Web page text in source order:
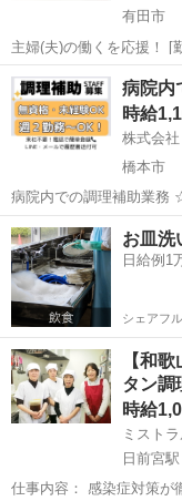
有田市
主婦(夫)の働くを応援！ [勤務日数]： 週5日~ 06:00~20:00 [勤務地・最
寄駅]： 和歌山県有田郡
部 [職種
和歌山 有田市 キッ
病院内
時給
株式会
橋本市
病院内での調理補助業務 ☆＊【おすすめポイント】＊☆ ◎Wワーク
可！ ◎週2日～勤務可！ ◎経験不問！ 業務内
した料理の盛り付け、使
300名前後 制服貸与：...
和歌山 橋本市 キ
お皿洗
日給例1
シェアフル
【和
タン
時給
ミスト
日前宮駅
仕事内容： 感染症対策が